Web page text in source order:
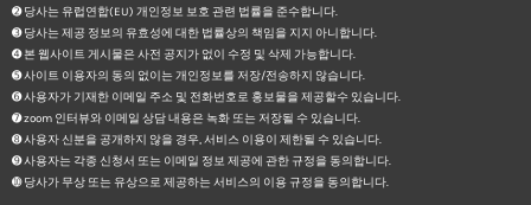
➋ 당사는 유럽연합(EU) 개인정보 보호 관련 법률을 준수합니다.
➌ 당사는 제공 정보의 유효성에 대한 법률상의 책임을 지지 아니합니다.
➍ 본 웹사이트 게시물은 사전 공지가 없이 수정 및 삭제 가능합니다.
➎ 사이트 이용자의 동의 없이는 개인정보를 저장/전송하지 않습니다.
➏ 사용자가 기재한 이메일 주소 및 전화번호로 홍보물을 제공할수 있습니다.
➐ zoom 인터뷰와 이메일 상담 내용은 녹화 또는 저장될 수 있습니다.
➑ 사용자 신분을 공개하지 않을 경우, 서비스 이용이 제한될 수 있습니다.
➒ 사용자는 각종 신청서 또는 이메일 정보 제공에 관한 규정을 동의합니다.
➓ 당사가 무상 또는 유상으로 제공하는 서비스의 이용 규정을 동의합니다.